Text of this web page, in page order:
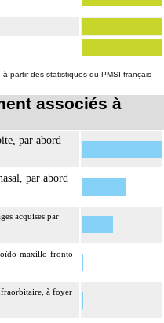
partir des statistiques du PMSI français
associés à
par abord
par abord
acquises par
maxillo-fronto-
à foyer